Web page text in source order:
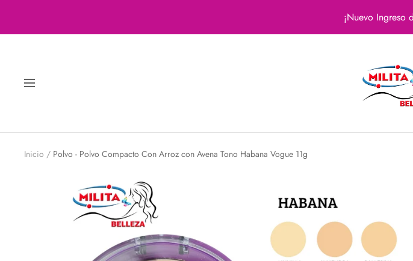
¡Nuevo Ingreso
Navigación
Belleza
Inicio Polvo - Polvo Compacto Con Arroz con Avena Tono Habana Vogue 11g